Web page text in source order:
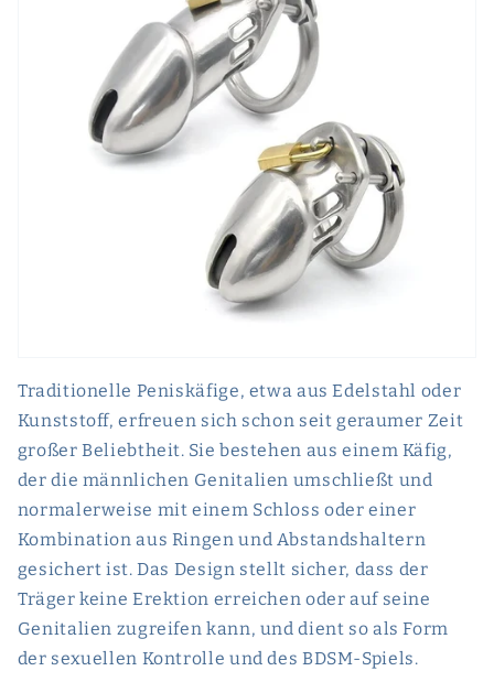
Traditionelle Peniskäfige, etwa aus Edelstahl oder
Kunststoff, erfreuen sich schon seit geraumer Zeit
großer Beliebtheit. Sie bestehen aus einem Käfig,
der die männlichen Genitalien umschließt und
normalerweise mit einem Schloss oder einer
Kombination aus Ringen und Abstandshaltern
gesichert ist. Das Design stellt sicher, dass der
Träger keine Erektion erreichen oder auf seine
Genitalien zugreifen kann, und dient so als Form
der sexuellen Kontrolle und des BDSM-Spiels.